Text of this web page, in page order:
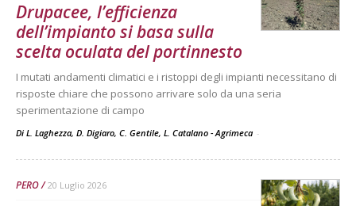
Drupacee, l’efficienza
dell’impianto si basa sulla
scelta oculata del portinnesto
I mutati andamenti climatici e i ristoppi degli impianti necessitano di
risposte chiare che possono arrivare solo da una seria
sperimentazione di campo
Di L. Laghezza, D. Digiaro, C. Gentile, L. Catalano - Agrimeca -
PERO 20 Luglio 2026